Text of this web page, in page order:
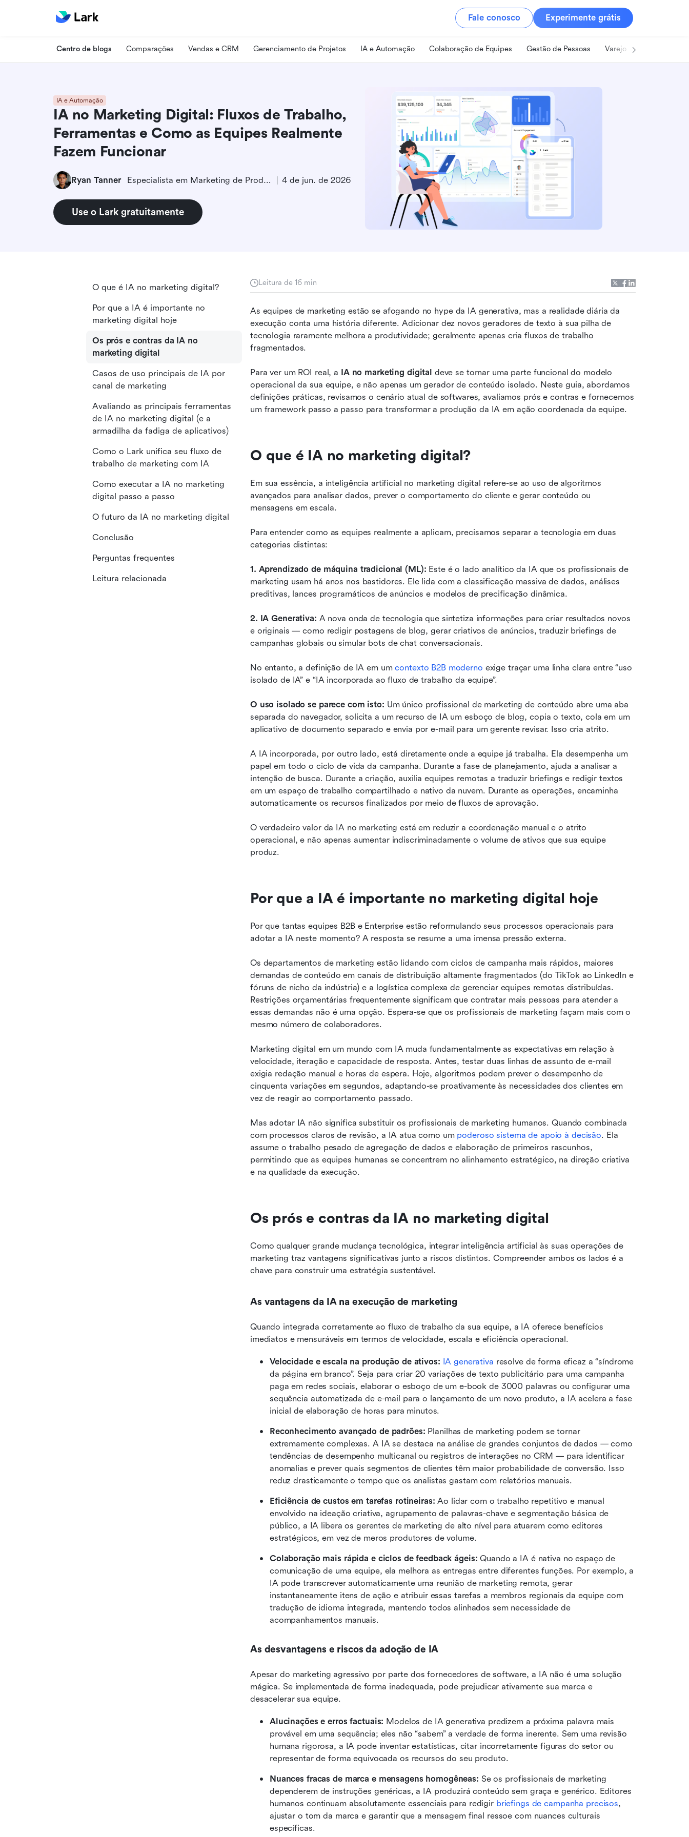
Fale conosco Experimente grátis
Centro de blogs Comparações Vendas e CRM Gerenciamento de Projetos IA e Automação Colaboração de Equipes Gestão de Pessoas Varejo
IA e Automação
IA no Marketing Digital: Fluxos de Trabalho,
Ferramentas e Como as Equipes Realmente
Fazem Funcionar
Ryan Tanner Especialista em Marketing de Produto 4 de jun. de 2026
Use o Lark gratuitamente
Leitura de 16 min
As equipes de marketing estão se afogando no hype da IA generativa, mas a realidade diária da
execução conta uma história diferente. Adicionar dez novos geradores de texto à sua pilha de
tecnologia raramente melhora a produtividade; geralmente apenas cria fluxos de trabalho
fragmentados.
Para ver um ROI real, a IA no marketing digital deve se tornar uma parte funcional do modelo
operacional da sua equipe, e não apenas um gerador de conteúdo isolado. Neste guia, abordamos
definições práticas, revisamos o cenário atual de softwares, avaliamos prós e contras e fornecemos
um framework passo a passo para transformar a produção da IA em ação coordenada da equipe.
O que é IA no marketing digital?
Em sua essência, a inteligência artificial no marketing digital refere-se ao uso de algoritmos
avançados para analisar dados, prever o comportamento do cliente e gerar conteúdo ou
mensagens em escala.
Para entender como as equipes realmente a aplicam, precisamos separar a tecnologia em duas
categorias distintas:
1. Aprendizado de máquina tradicional (ML): Este é o lado analítico da IA que os profissionais de
marketing usam há anos nos bastidores. Ele lida com a classificação massiva de dados, análises
preditivas, lances programáticos de anúncios e modelos de precificação dinâmica.
2. IA Generativa: A nova onda de tecnologia que sintetiza informações para criar resultados novos
e originais — como redigir postagens de blog, gerar criativos de anúncios, traduzir briefings de
campanhas globais ou simular bots de chat conversacionais.
No entanto, a definição de IA em um contexto B2B moderno exige traçar uma linha clara entre “uso
isolado de IA” e “IA incorporada ao fluxo de trabalho da equipe”.
O uso isolado se parece com isto: Um único profissional de marketing de conteúdo abre uma aba
separada do navegador, solicita a um recurso de IA um esboço de blog, copia o texto, cola em um
aplicativo de documento separado e envia por e-mail para um gerente revisar. Isso cria atrito.
A IA incorporada, por outro lado, está diretamente onde a equipe já trabalha. Ela desempenha um
papel em todo o ciclo de vida da campanha. Durante a fase de planejamento, ajuda a analisar a
intenção de busca. Durante a criação, auxilia equipes remotas a traduzir briefings e redigir textos
em um espaço de trabalho compartilhado e nativo da nuvem. Durante as operações, encaminha
automaticamente os recursos finalizados por meio de fluxos de aprovação.
O verdadeiro valor da IA no marketing está em reduzir a coordenação manual e o atrito
operacional, e não apenas aumentar indiscriminadamente o volume de ativos que sua equipe
produz.
Por que a IA é importante no marketing digital hoje
Por que tantas equipes B2B e Enterprise estão reformulando seus processos operacionais para
adotar a IA neste momento? A resposta se resume a uma imensa pressão externa.
Os departamentos de marketing estão lidando com ciclos de campanha mais rápidos, maiores
demandas de conteúdo em canais de distribuição altamente fragmentados (do TikTok ao LinkedIn e
fóruns de nicho da indústria) e a logística complexa de gerenciar equipes remotas distribuídas.
Restrições orçamentárias frequentemente significam que contratar mais pessoas para atender a
essas demandas não é uma opção. Espera-se que os profissionais de marketing façam mais com o
mesmo número de colaboradores.
Marketing digital em um mundo com IA muda fundamentalmente as expectativas em relação à
velocidade, iteração e capacidade de resposta. Antes, testar duas linhas de assunto de e-mail
exigia redação manual e horas de espera. Hoje, algoritmos podem prever o desempenho de
cinquenta variações em segundos, adaptando-se proativamente às necessidades dos clientes em
vez de reagir ao comportamento passado.
Mas adotar IA não significa substituir os profissionais de marketing humanos. Quando combinada
com processos claros de revisão, a IA atua como um poderoso sistema de apoio à decisão. Ela
assume o trabalho pesado de agregação de dados e elaboração de primeiros rascunhos,
permitindo que as equipes humanas se concentrem no alinhamento estratégico, na direção criativa
e na qualidade da execução.
Os prós e contras da IA no marketing digital
Como qualquer grande mudança tecnológica, integrar inteligência artificial às suas operações de
marketing traz vantagens significativas junto a riscos distintos. Compreender ambos os lados é a
chave para construir uma estratégia sustentável.
As vantagens da IA na execução de marketing
Quando integrada corretamente ao fluxo de trabalho da sua equipe, a IA oferece benefícios
imediatos e mensuráveis em termos de velocidade, escala e eficiência operacional.
Velocidade e escala na produção de ativos: IA generativa resolve de forma eficaz a “síndrome
da página em branco”. Seja para criar 20 variações de texto publicitário para uma campanha
paga em redes sociais, elaborar o esboço de um e-book de 3000 palavras ou configurar uma
sequência automatizada de e-mail para o lançamento de um novo produto, a IA acelera a fase
inicial de elaboração de horas para minutos.
Reconhecimento avançado de padrões: Planilhas de marketing podem se tornar
extremamente complexas. A IA se destaca na análise de grandes conjuntos de dados — como
tendências de desempenho multicanal ou registros de interações no CRM — para identificar
anomalias e prever quais segmentos de clientes têm maior probabilidade de conversão. Isso
reduz drasticamente o tempo que os analistas gastam com relatórios manuais.
Eficiência de custos em tarefas rotineiras: Ao lidar com o trabalho repetitivo e manual
envolvido na ideação criativa, agrupamento de palavras-chave e segmentação básica de
público, a IA libera os gerentes de marketing de alto nível para atuarem como editores
estratégicos, em vez de meros produtores de volume.
Colaboração mais rápida e ciclos de feedback ágeis: Quando a IA é nativa no espaço de
comunicação de uma equipe, ela melhora as entregas entre diferentes funções. Por exemplo, a
IA pode transcrever automaticamente uma reunião de marketing remota, gerar
instantaneamente itens de ação e atribuir essas tarefas a membros regionais da equipe com
tradução de idioma integrada, mantendo todos alinhados sem necessidade de
acompanhamentos manuais.
As desvantagens e riscos da adoção de IA
Apesar do marketing agressivo por parte dos fornecedores de software, a IA não é uma solução
mágica. Se implementada de forma inadequada, pode prejudicar ativamente sua marca e
desacelerar sua equipe.
Alucinações e erros factuais: Modelos de IA generativa predizem a próxima palavra mais
provável em uma sequência; eles não “sabem” a verdade de forma inerente. Sem uma revisão
humana rigorosa, a IA pode inventar estatísticas, citar incorretamente figuras do setor ou
representar de forma equivocada os recursos do seu produto.
Nuances fracas de marca e mensagens homogêneas: Se os profissionais de marketing
dependerem de instruções genéricas, a IA produzirá conteúdo sem graça e genérico. Editores
humanos continuam absolutamente essenciais para redigir briefings de campanha precisos,
ajustar o tom da marca e garantir que a mensagem final ressoe com nuances culturais
específicas.
O que é IA no marketing digital?
Por que a IA é importante no
marketing digital hoje
Os prós e contras da IA no
marketing digital
Casos de uso principais de IA por
canal de marketing
Avaliando as principais ferramentas
de IA no marketing digital (e a
armadilha da fadiga de aplicativos)
Como o Lark unifica seu fluxo de
trabalho de marketing com IA
Como executar a IA no marketing
digital passo a passo
O futuro da IA no marketing digital
Conclusão
Perguntas frequentes
Leitura relacionada